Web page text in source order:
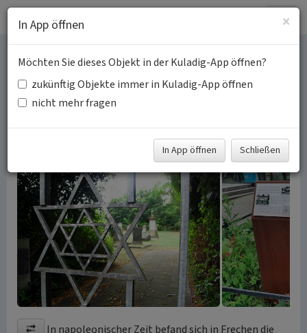
Jüdische Kultur und
Geschichte in Frechen
Kulturlandschaftspflege
In napoleonischer Zeit befand sich in Frechen die
×
In App öffnen
Möchten Sie dieses Objekt in der Kuladig-App öffnen?
zukünftig Objekte immer in Kuladig-App öffnen
nicht mehr fragen
In App öffnen Schließen